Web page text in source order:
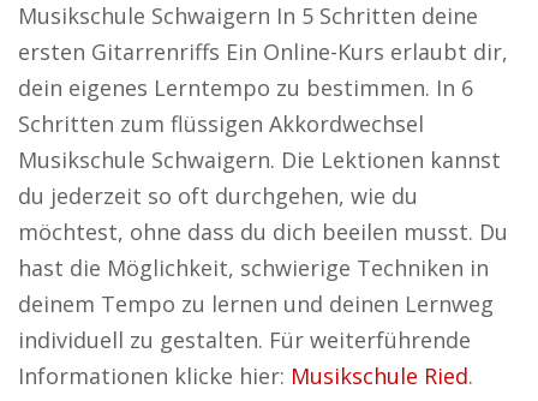
Musikschule Schwaigern In 5 Schritten deine
ersten Gitarrenriffs Ein Online-Kurs erlaubt dir,
dein eigenes Lerntempo zu bestimmen. In 6
Schritten zum flüssigen Akkordwechsel
Musikschule Schwaigern. Die Lektionen kannst
du jederzeit so oft durchgehen, wie du
möchtest, ohne dass du dich beeilen musst. Du
hast die Möglichkeit, schwierige Techniken in
deinem Tempo zu lernen und deinen Lernweg
individuell zu gestalten. Für weiterführende
Informationen klicke hier: Musikschule Ried.